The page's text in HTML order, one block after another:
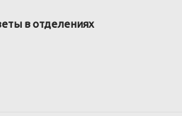
в отделениях